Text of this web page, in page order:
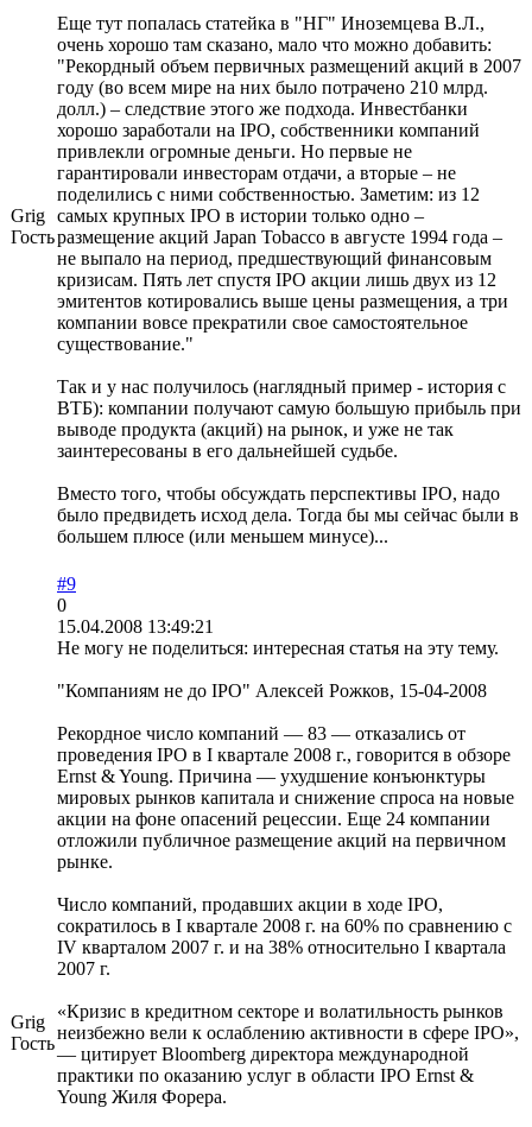
Grig
Гость
Еще тут попалась статейка в "НГ" Иноземцева В.Л.,
очень хорошо там сказано, мало что можно добавить:
"Рекордный объем первичных размещений акций в 2007
году (во всем мире на них было потрачено 210 млрд.
долл.) – следствие этого же подхода. Инвестбанки
хорошо заработали на IPO, собственники компаний
привлекли огромные деньги. Но первые не
гарантировали инвесторам отдачи, а вторые – не
поделились с ними собственностью. Заметим: из 12
самых крупных IPO в истории только одно –
размещение акций Japan Tobacco в августе 1994 года –
не выпало на период, предшествующий финансовым
кризисам. Пять лет спустя IPO акции лишь двух из 12
эмитентов котировались выше цены размещения, а три
компании вовсе прекратили свое самостоятельное
существование."
Так и у нас получилось (наглядный пример - история с
ВТБ): компании получают самую большую прибыль при
выводе продукта (акций) на рынок, и уже не так
заинтересованы в его дальнейшей судьбе.
Вместо того, чтобы обсуждать перспективы IPO, надо
было предвидеть исход дела. Тогда бы мы сейчас были в
большем плюсе (или меньшем минусе)...
Grig
Гость
#9
0
15.04.2008 13:49:21
Не могу не поделиться: интересная статья на эту тему.
"Компаниям не до IPO" Алексей Рожков, 15-04-2008
Рекордное число компаний — 83 — отказались от
проведения IPO в I квартале 2008 г., говорится в обзоре
Ernst & Young. Причина — ухудшение конъюнктуры
мировых рынков капитала и снижение спроса на новые
акции на фоне опасений рецессии. Еще 24 компании
отложили публичное размещение акций на первичном
рынке.
Число компаний, продавших акции в ходе IPO,
сократилось в I квартале 2008 г. на 60% по сравнению с
IV кварталом 2007 г. и на 38% относительно I квартала
2007 г.
«Кризис в кредитном секторе и волатильность рынков
неизбежно вели к ослаблению активности в сфере IPO»,
— цитирует Bloomberg директора международной
практики по оказанию услуг в области IPO Ernst &
Young Жиля Форера.